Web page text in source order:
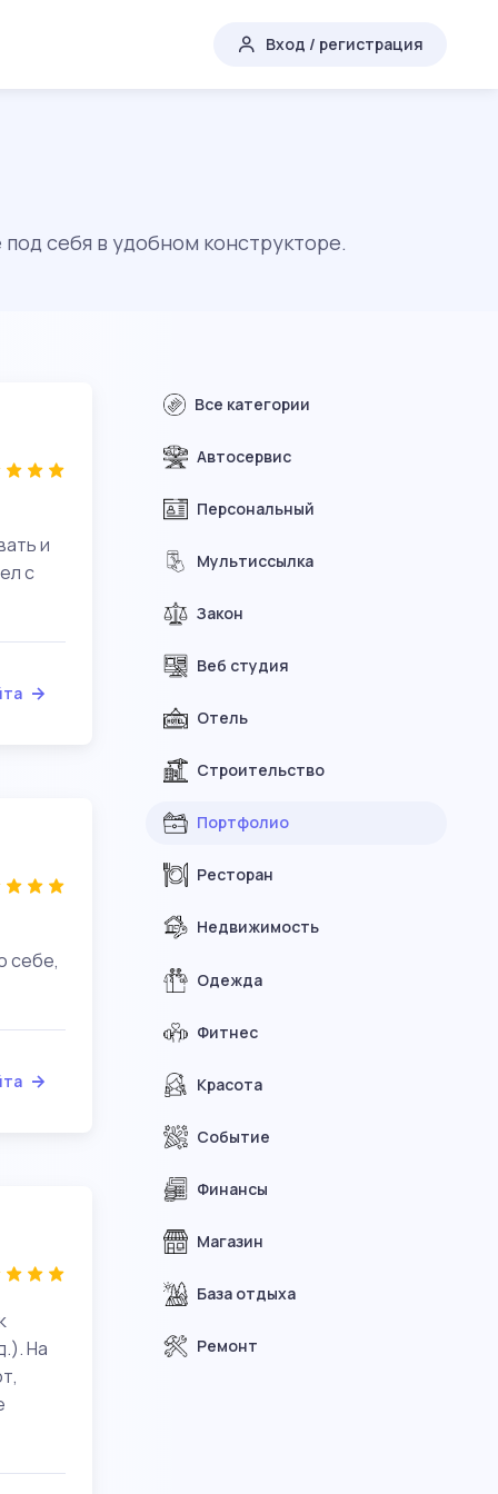
Вход / регистрация
себя в удобном конструкторе.
и
с
себе,
На
Все категории
Автосервис
Персональный
Мультиссылка
Закон
Веб студия
Отель
Строительство
Портфолио
Ресторан
Недвижимость
Одежда
Фитнес
Красота
Событие
Финансы
Магазин
База отдыха
Ремонт